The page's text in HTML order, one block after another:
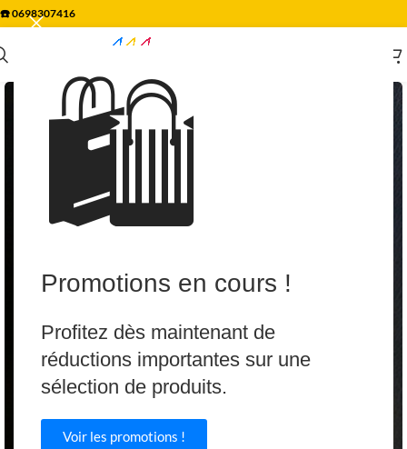
🛍️
Promotions en cours !
Profitez dès maintenant de
réductions importantes sur une
sélection de produits.
Voir les promotions !
☎️0698307416